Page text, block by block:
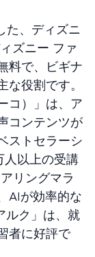
た、ディズニ
ズニー ファ
料で、ビギナ
役割です。
コ）」は、ア
コンテンツが
ストセラーシ
人以上の受講
リングマラ
AIが効率的な
ルク」は、就
者に好評で